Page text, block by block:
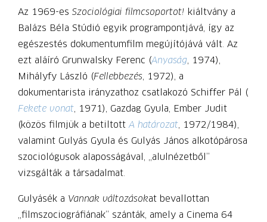
Az 1969-es Szociológiai filmcsoportot! kiáltvány a
Balázs Béla Stúdió egyik programpontjává, így az
egészestés dokumentumfilm megújítójává vált. Az
ezt aláíró Grunwalsky Ferenc (Anyaság, 1974),
Mihályfy László (Fellebbezés, 1972), a
dokumentarista irányzathoz csatlakozó Schiffer Pál (
Fekete vonat, 1971), Gazdag Gyula, Ember Judit
(közös filmjük a betiltott A határozat, 1972/1984),
valamint Gulyás Gyula és Gulyás János alkotópárosa
szociológusok alaposságával, „alulnézetből”
vizsgálták a társadalmat.
Gulyásék a Vannak változásokat bevallottan
„filmszociográfiának” szánták, amely a Cinema 64